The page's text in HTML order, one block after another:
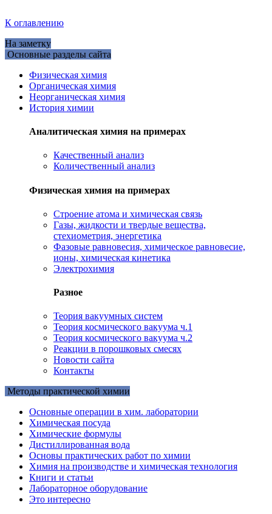
К оглавлению
На заметку
Основные разделы сайта
Физическая химия
Органическая химия
Неорганическая химия
История химии
Аналитическая химия на примерах
Качественный анализ
Количественный анализ
Физическая химия на примерах
Cтроение атома и химическая связь
Газы, жидкости и твердые вещества,
стехиометрия, энергетика
Фазовые равновесия, химическое равновесие,
ионы, химическая кинетика
Электрохимия
Разное
Теория вакуумных систем
Теория космического вакуума ч.1
Теория космического вакуума ч.2
Реакции в порошковых смесях
Новости сайта
Контакты
Методы практической химии
Основные операции в хим. лаборатории
Химическая посуда
Химические формулы
Дистиллированная вода
Основы практических работ по химии
Химия на производстве и химическая технология
Книги и статьи
Лабораторное оборудование
Это интересно